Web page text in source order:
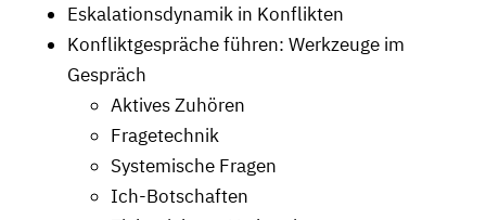
Eskalationsdynamik in Konflikten
Konfliktgespräche führen: Werkzeuge im
Gespräch
Aktives Zuhören
Fragetechnik
Systemische Fragen
Ich-Botschaften